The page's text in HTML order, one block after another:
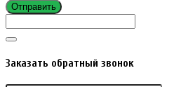
Отправить
Заказать обратный звонок